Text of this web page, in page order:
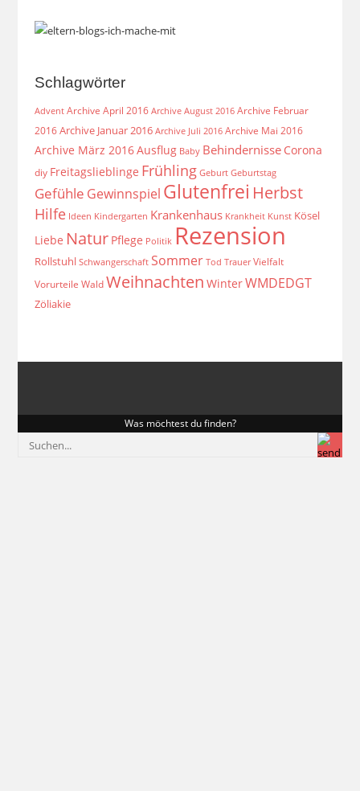
Schlagwörter
Advent Archive April 2016 Archive August 2016 Archive Februar
2016 Archive Januar 2016 Archive Juli 2016 Archive Mai 2016
Archive März 2016Ausflug Baby Behindernisse Corona
diy Freitagslieblinge Frühling Geburt Geburtstag
Gefühle Gewinnspiel Glutenfrei Herbst
Hilfe Ideen Kindergarten Krankenhaus Krankheit Kunst Kösel
Liebe Natur Pflege Politik Rezension
Rollstuhl Schwangerschaft Sommer Tod Trauer Vielfalt
Vorurteile Wald Weihnachten WinterWMDEDGT
Zöliakie
Was möchtest du finden?